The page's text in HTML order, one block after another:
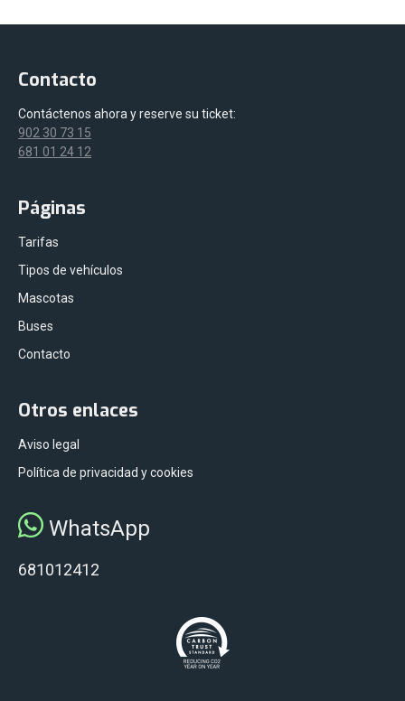
Contacto
Contáctenos ahora y reserve su ticket:
902 30 73 15
681 01 24 12
Páginas
Tarifas
Tipos de vehículos
Mascotas
Buses
Contacto
Otros enlaces
Aviso legal
Política de privacidad y cookies
WhatsApp
681012412